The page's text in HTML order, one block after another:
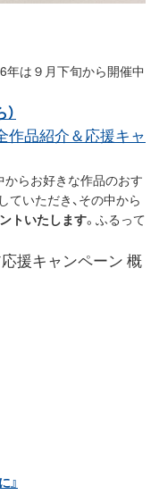
年は９月下旬から開催中
作品紹介＆応援キャ
からお好きな作品のおす
いただき、その中から
トいたします。ふるって
援キャンペーン 概
』